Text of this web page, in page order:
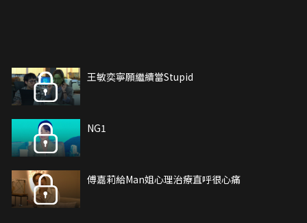
王敏奕寧願繼續當Stupid
NG1
傅嘉莉給Man姐心理治療直呼很心痛